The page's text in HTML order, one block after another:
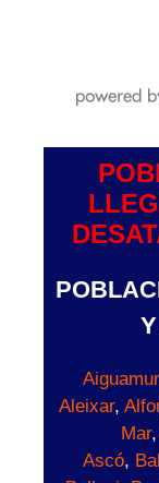
Aleixar,
Mar,
Ascó,